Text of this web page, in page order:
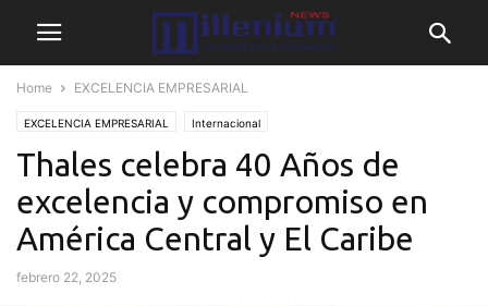
Home EXCELENCIA EMPRESARIAL
EXCELENCIA EMPRESARIAL Internacional
Thales celebra 40 Años de
excelencia y compromiso en
América Central y El Caribe
febrero 22, 2025